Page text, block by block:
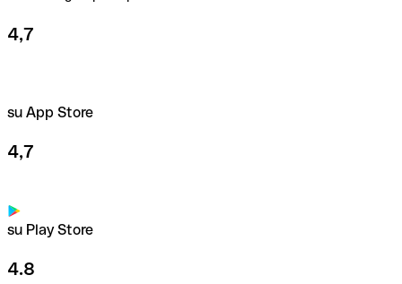
4,7
su App Store
4,7
su Play Store
4.8